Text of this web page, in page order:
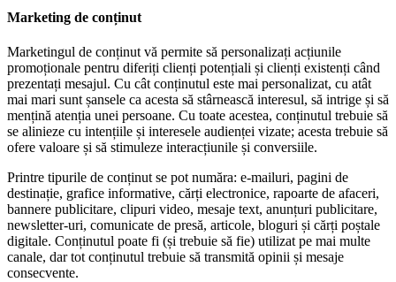
Marketing de conținut
Marketingul de conținut vă permite să personalizați acțiunile
promoționale pentru diferiți clienți potențiali și clienți existenți când
prezentați mesajul. Cu cât conținutul este mai personalizat, cu atât
mai mari sunt șansele ca acesta să stârnească interesul, să intrige și să
mențină atenția unei persoane. Cu toate acestea, conținutul trebuie să
se alinieze cu intențiile și interesele audienței vizate; acesta trebuie să
ofere valoare și să stimuleze interacțiunile și conversiile.
Printre tipurile de conținut se pot număra: e-mailuri, pagini de
destinație, grafice informative, cărți electronice, rapoarte de afaceri,
bannere publicitare, clipuri video, mesaje text, anunțuri publicitare,
newsletter-uri, comunicate de presă, articole, bloguri și cărți poștale
digitale. Conținutul poate fi (și trebuie să fie) utilizat pe mai multe
canale, dar tot conținutul trebuie să transmită opinii și mesaje
consecvente.